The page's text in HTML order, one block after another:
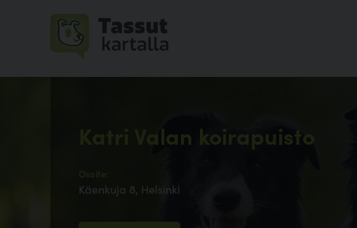
Katri Valan koirapuisto
Käenkuja 8, Helsinki